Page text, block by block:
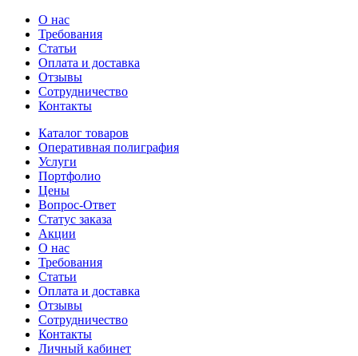
О нас
Требования
Статьи
Оплата и доставка
Отзывы
Сотрудничество
Контакты
Каталог товаров
Оперативная полиграфия
Услуги
Портфолио
Цены
Вопрос-Ответ
Статус заказа
Акции
О нас
Требования
Статьи
Оплата и доставка
Отзывы
Сотрудничество
Контакты
Личный кабинет